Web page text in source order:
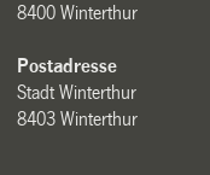
8400 Winterthur
Postadresse
Stadt Winterthur
8403 Winterthur